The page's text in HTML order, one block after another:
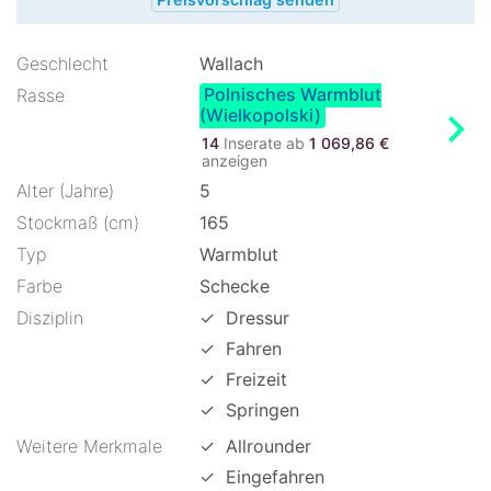
Geschlecht
Wallach
Rasse
Polnisches Warmblut
(Wielkopolski)
14 Inserate ab 1 069,86 €
anzeigen
chevron_right
Alter (Jahre)
5
Stockmaß (cm)
165
Typ
Warmblut
Farbe
Schecke
Disziplin
✓ Dressur
✓ Fahren
✓ Freizeit
✓ Springen
Weitere Merkmale
✓ Allrounder
✓ Eingefahren